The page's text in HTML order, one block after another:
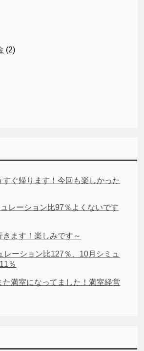
(2)
すぐ帰ります！今回も楽しかった
レーション比97％よくないです
ます！楽しみです～
レーション比127％、10月シミュ
％
た満室になってました！満室経営